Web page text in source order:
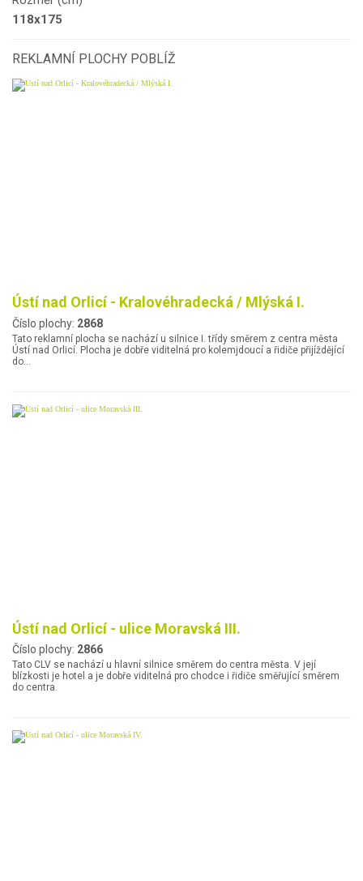
118x175
REKLAMNÍ PLOCHY POBLÍŽ
Ústí nad Orlicí - Kralovéhradecká / Mlýská I.
Číslo plochy: 2868
Tato reklamní plocha se nachází u silnice I. třídy směrem z centra města
Ústí nad Orlicí. Plocha je dobře viditelná pro kolemjdoucí a řidiče přijíždějící
do…
Ústí nad Orlicí - ulice Moravská III.
Číslo plochy: 2866
Tato CLV se nachází u hlavní silnice směrem do centra města. V její
blízkosti je hotel a je dobře viditelná pro chodce i řidiče směřující směrem
do centra.